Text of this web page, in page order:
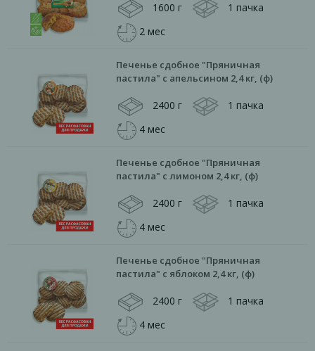
1600 г
1 пачка
2 мес
Печенье сдобное "Пряничная
пастила" с апельсином 2,4 кг, (ф)
2400 г
1 пачка
4 мес
Печенье сдобное "Пряничная
пастила" с лимоном 2,4 кг, (ф)
2400 г
1 пачка
4 мес
Печенье сдобное "Пряничная
пастила" с яблоком 2,4 кг, (ф)
2400 г
1 пачка
4 мес